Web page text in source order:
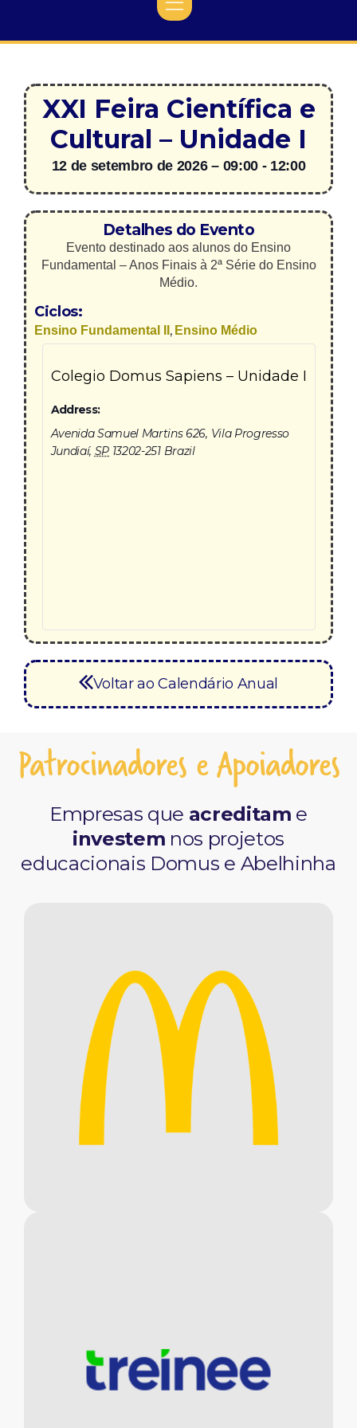
XXI Feira Científica e
Cultural – Unidade I
12 de setembro de 2026 – 09:00 - 12:00
Detalhes do Evento
Evento destinado aos alunos do Ensino
Fundamental – Anos Finais à 2ª Série do Ensino
Médio.
Ciclos:
Ensino Fundamental II , Ensino Médio
Colegio Domus Sapiens – Unidade I
Address:
Avenida Samuel Martins 626, Vila Progresso
Jundiaí, SP 13202-251 Brazil
Voltar ao Calendário Anual
Patrocinadores e Apoiadores
Empresas que acreditam e
investem nos projetos
educacionais Domus e Abelhinha